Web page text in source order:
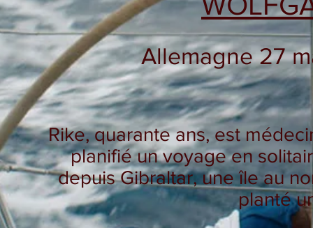
Allemagne 27
Rike, quarante ans, est
planifié un voyage en
depuis Gibraltar, une île au
planté